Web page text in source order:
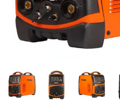
Блог
Контакти